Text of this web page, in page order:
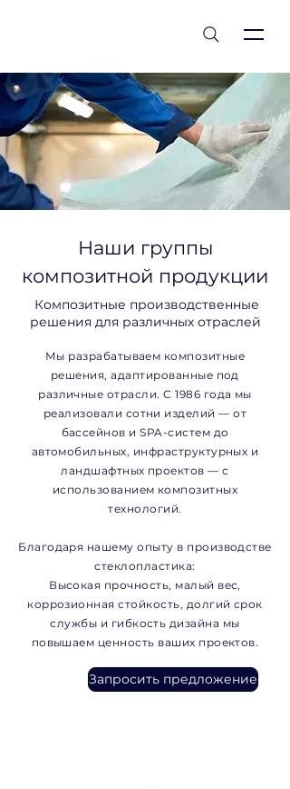
Наши группы
композитной продукции
Композитные производственные
решения для различных отраслей
Мы разрабатываем композитные
решения, адаптированные под
различные отрасли. С 1986 года мы
реализовали сотни изделий — от
бассейнов и SPA-систем до
автомобильных, инфраструктурных и
ландшафтных проектов — с
использованием композитных
технологий.
Благодаря нашему опыту в производстве
стеклопластика:
Высокая прочность, малый вес,
коррозионная стойкость, долгий срок
службы и гибкость дизайна мы
повышаем ценность ваших проектов.
Запросить предложение